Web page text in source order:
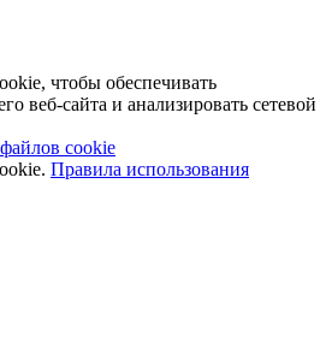
чтобы обеспечивать
веб-сайта и анализировать сетевой
cookie
Правила использования